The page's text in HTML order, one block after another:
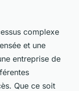
complexe
et une
entreprise de
Que ce soit